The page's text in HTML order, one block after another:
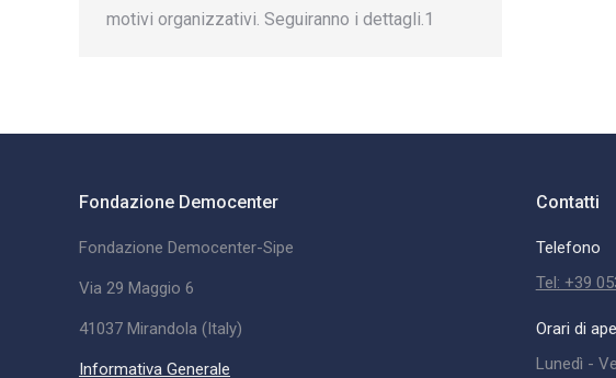
motivi organizzativi. Seguiranno i dettagli.1
Fondazione Democenter
Fondazione Democenter-Sipe
Via 29 Maggio 6
41037 Mirandola (Italy)
Informativa Generale
Contatti
Telefono
Tel: +39
Orari di
Lunedì -